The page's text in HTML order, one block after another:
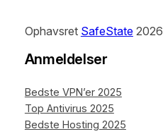
Ophavsret SafeState2026
Anmeldelser
Bedste VPN’er 2025
Top Antivirus 2025
Bedste Hosting 2025